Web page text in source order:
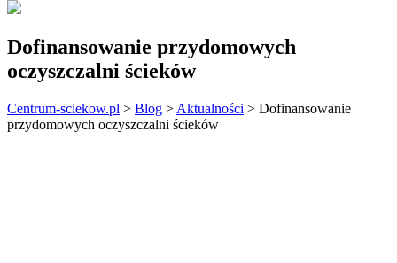
Dofinansowanie przydomowych
oczyszczalni ścieków
Centrum-sciekow.pl > Blog > Aktualności > Dofinansowanie
przydomowych oczyszczalni ścieków